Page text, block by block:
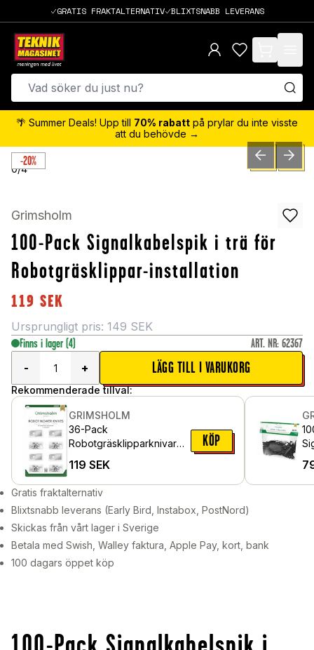
GRATIS FRAKTALTERNATIV BLIXTSNABB LEVERANS
items in cart,
🌴 Summer Deals! Upp till 70% rabatt på prylar du inte visste
att du behövde →
-20%
0/4 PREVIOUSNEXT
Grimsholm
100-Pack Signalkabelspik i trä för
Robotgräsklippar-installation
119 SEK
Ursprungligt pris: 149 SEK
Finns i lager (4) ART. NR: 62367
-
+ LÄGG TILL I VARUKORG
Rekommenderade tillval:
GRIMSHOLM
36-Pack
Robotgräsklipparknivar
315
119 SEK
KÖP
Gratis fraktalternativ
Blixtsnabb leverans (Early Bird, Instabox, PostNord)
Skickas från vårt lager i Sverige
Betala med Swish, Walley faktura, Apple Pay, kort, bank
100 dagars öppet köp